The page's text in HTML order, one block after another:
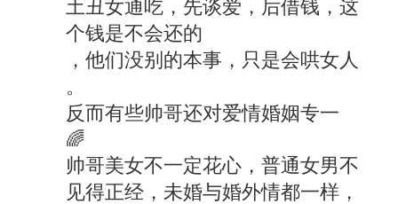
土丑女通吃，先谈爱，后借钱，这
个钱是不会还的
，他们没别的本事，只是会哄女人
。
反而有些帅哥还对爱情婚姻专一
🌈
帅哥美女不一定花心，普通女男不
见得正经，未婚与婚外情都一样，